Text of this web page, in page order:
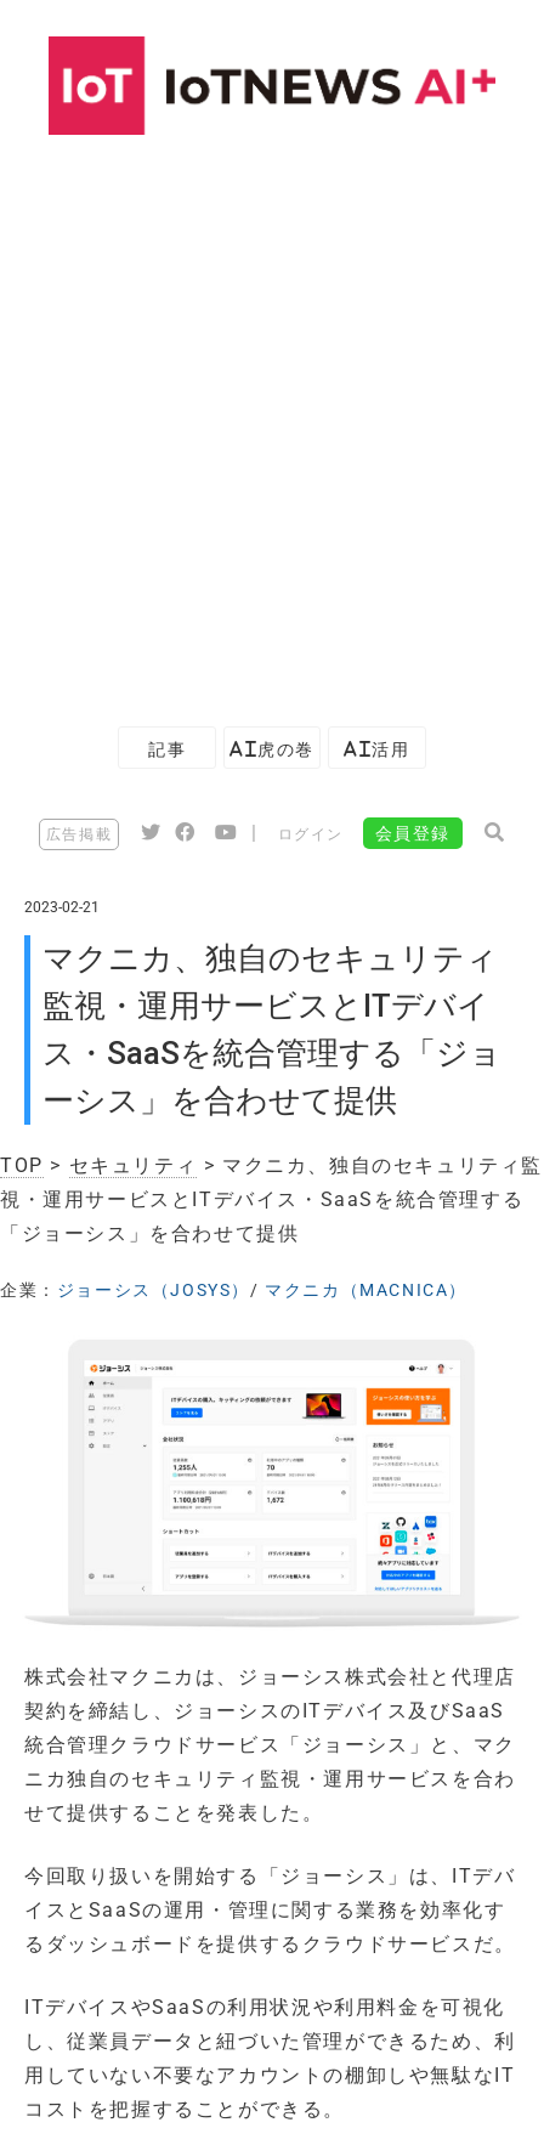
記事 AI虎の巻 AI活用
広告掲載 ログイン 会員登録
2023-02-21
マクニカ、独自のセキュリティ
監視・運用サービスとITデバイ
ス・SaaSを統合管理する「ジョ
ーシス」を合わせて提供
TOP > セキュリティ > マクニカ、独自のセキュリティ監
視・運用サービスとITデバイス・SaaSを統合管理する
「ジョーシス」を合わせて提供
企業： ジョーシス（JOSYS）/ マクニカ（MACNICA）
株式会社マクニカは、ジョーシス株式会社と代理店
契約を締結し、ジョーシスのITデバイス及びSaaS
統合管理クラウドサービス「ジョーシス」と、マク
ニカ独自のセキュリティ監視・運用サービスを合わ
せて提供することを発表した。
今回取り扱いを開始する「ジョーシス」は、ITデバ
イスとSaaSの運用・管理に関する業務を効率化す
るダッシュボードを提供するクラウドサービスだ。
ITデバイスやSaaSの利用状況や利用料金を可視化
し、従業員データと紐づいた管理ができるため、利
用していない不要なアカウントの棚卸しや無駄なIT
コストを把握することができる。